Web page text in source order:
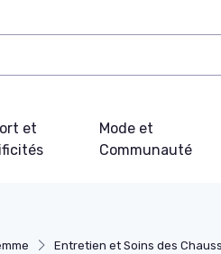
et
Mode et
Communauté
Entretien et Soins des